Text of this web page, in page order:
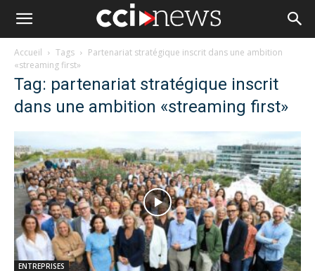
Accueil Tags
Partenariat stratégique inscrit dans une ambition
«streaming first»
Tag: partenariat stratégique inscrit
dans une ambition «streaming first»
ENTREPRISES